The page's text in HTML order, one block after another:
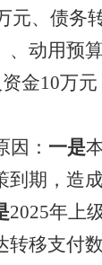
元、 债务
、动用预
金10万元
因： 一是
到期， 造
2025年上
移支付